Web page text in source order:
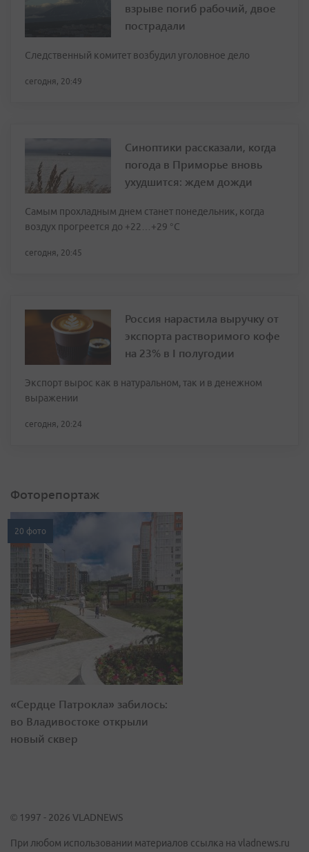
взрыве погиб рабочий, двое
пострадали
Следственный комитет возбудил уголовное дело
сегодня, 20:49
Синоптики рассказали, когда
погода в Приморье вновь
ухудшится: ждем дожди
Самым прохладным днем станет понедельник, когда
воздух прогреется до +22…+29 °С
сегодня, 20:45
Россия нарастила выручку от
экспорта растворимого кофе
на 23% в I полугодии
Экспорт вырос как в натуральном, так и в денежном
выражении
сегодня, 20:24
Фоторепортаж
20 фото
«Сердце Патрокла» забилось:
во Владивостоке открыли
новый сквер
© 1997 - 2026 VLADNEWS
При любом использовании материалов ссылка на vladnews.ru